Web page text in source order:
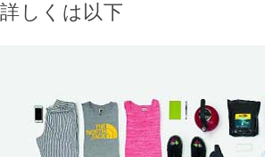
詳しくは以下